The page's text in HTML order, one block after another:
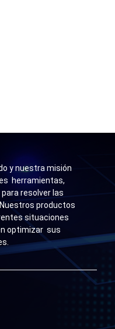
y nuestra misión
herramientas,
resolver las
productos
situaciones
optimizar sus